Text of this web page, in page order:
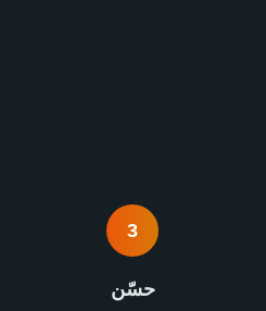
3
حسّن